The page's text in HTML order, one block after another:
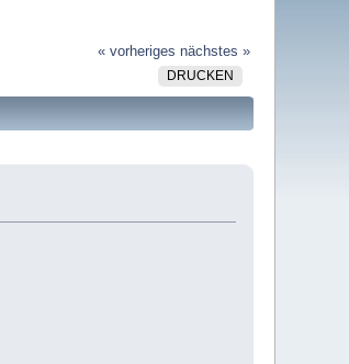
« vorheriges nächstes »
DRUCKEN